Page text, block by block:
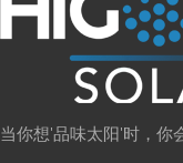
当你想'品味太阳'时，你